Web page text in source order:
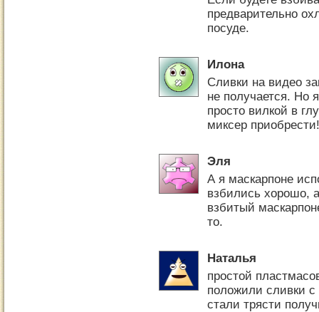
предварительно
посуде.
Илона
Сливки на видео
не получается. Но
просто вилкой в
миксер приобрести!
Эля
А я маскарпоне
взбились хорошо,
взбитый
то.
Наталья
простой
положили сливки с
стали трясти